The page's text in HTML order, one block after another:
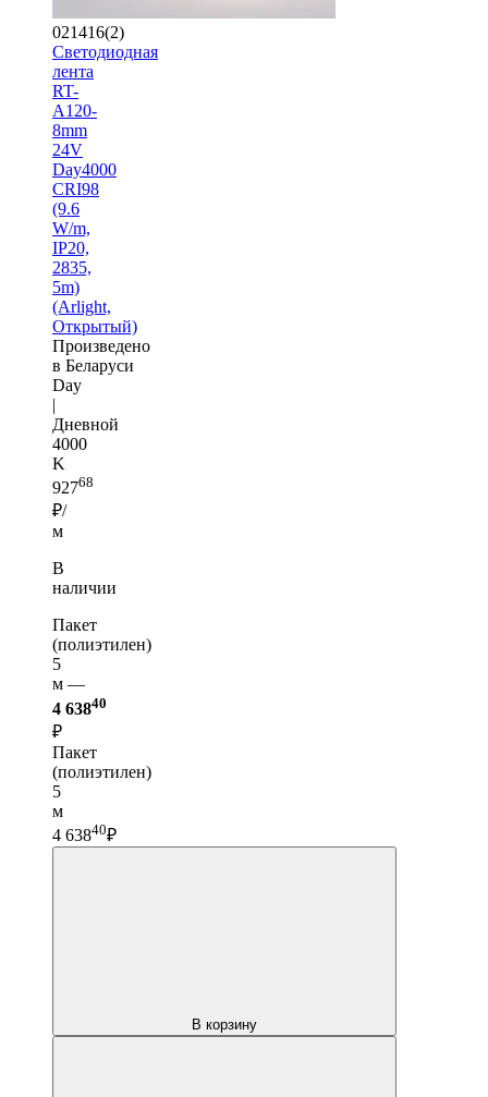
021416(2)
Светодиодная
лента
RT-
A120-
8mm
24V
Day4000
CRI98
(9.6
W/m,
IP20,
2835,
5m)
(Arlight,
Открытый)
Произведено
в Беларуси
Day
|
Дневной
4000
K
92768
₽/
м
В
наличии
Пакет
(полиэтилен)
5
м —
4 63840
₽
Пакет
(полиэтилен)
5
м
4 63840₽
В корзину